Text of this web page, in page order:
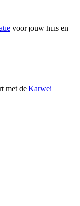
voor jouw huis en
met de Karwei